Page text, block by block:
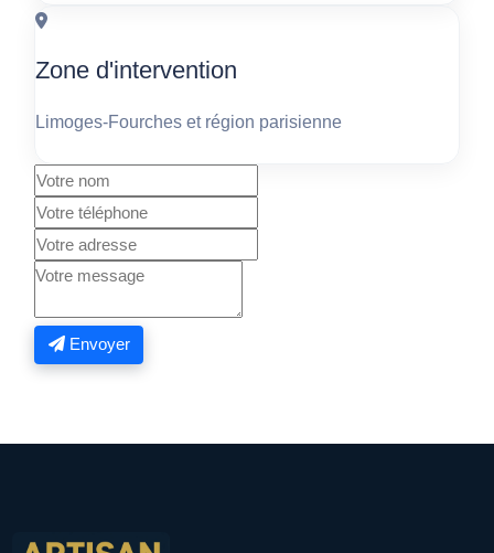
Zone d'intervention
Limoges-Fourches et région parisienne
Envoyer